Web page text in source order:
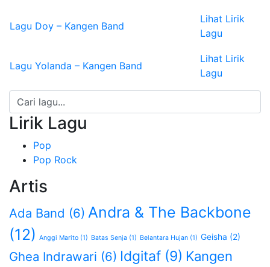
Lagu Doy – Kangen Band
Lihat Lirik
Lagu
Lagu Yolanda – Kangen Band
Lihat Lirik
Lagu
Lirik Lagu
Pop
Pop Rock
Artis
Ada Band (6) Andra & The Backbone
(12) Anggi Marito (1) Batas Senja (1) Belantara Hujan (1) Geisha (2)
Ghea Indrawari (6) Idgitaf (9) Kangen